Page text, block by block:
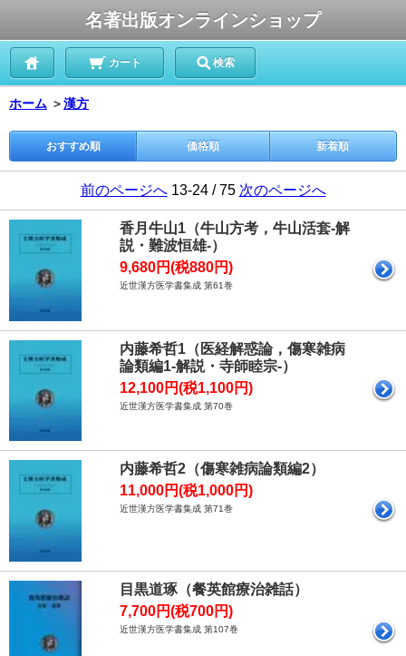
名著出版オンラインショップ
カート 検索
ホーム ＞漢方
おすすめ順 価格順 新着順
前のページへ13-24 / 75 次のページへ
香月牛山1（牛山方考，牛山活套-解
説・難波恒雄-）
9,680円(税880円)
近世漢方医学書集成 第61巻
内藤希哲1（医経解惑論，傷寒雑病
論類編1-解説・寺師睦宗-）
12,100円(税1,100円)
近世漢方医学書集成 第70巻
内藤希哲2（傷寒雑病論類編2）
11,000円(税1,000円)
近世漢方医学書集成 第71巻
目黒道琢（餐英館療治雑話）
7,700円(税700円)
近世漢方医学書集成 第107巻